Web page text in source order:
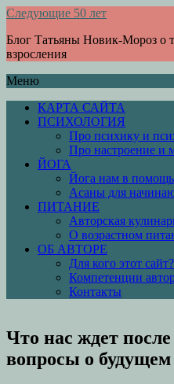
Следующие 50 лет
Блог Татьяны Новик-Мороз о
взросления
Меню
КАРТА САЙТА
ПСИХОЛОГИЯ
Про психику и
Про настроение и
ЙОГА
Йога нам в помощь
Асаны для
ПИТАНИЕ
Авторская
О возрастном
ОБ АВТОРЕ
Для кого этот сайт?
Компетенции
Контакты
Что нас ждет
вопросы о будущем